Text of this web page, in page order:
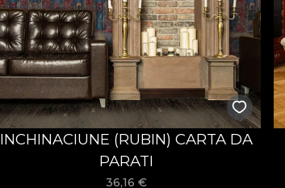
INCHINACIUNE (RUBIN) CARTA DA
PARATI
36,16 €